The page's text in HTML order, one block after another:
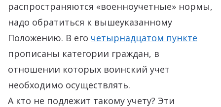
распространяются «военноучетные» нормы,
надо обратиться к вышеуказанному
Положению. В его четырнадцатом пункте
прописаны категории граждан, в
отношении которых воинский учет
необходимо осуществлять.
А кто не подлежит такому учету? Эти